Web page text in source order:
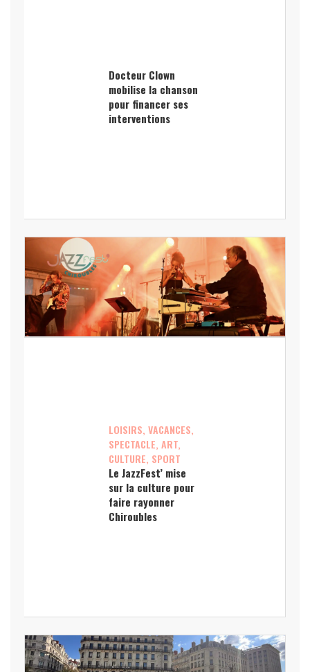
Docteur Clown
mobilise la chanson
pour financer ses
interventions
LOISIRS, VACANCES,
SPECTACLE, ART,
CULTURE, SPORT
Le JazzFest’ mise
sur la culture pour
faire rayonner
Chiroubles